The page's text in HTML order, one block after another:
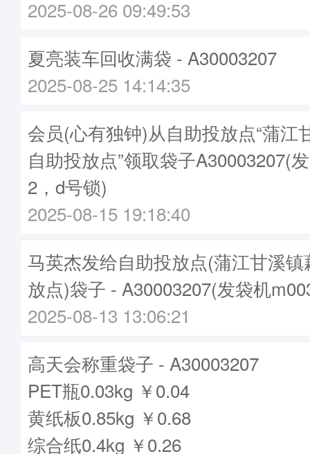
2025-08-26 09:49:53
夏亮装车回收满袋 - A30003207
2025-08-25 14:14:35
会员(心有独钟)从自助投放点“蒲江
自助投放点”领取袋子A30003207(
2，d号锁)
2025-08-15 19:18:40
马英杰发给自助投放点(蒲江甘溪
放点)袋子 - A30003207(发袋机
2025-08-13 13:06:21
高天会称重袋子 - A30003207
PET瓶0.03kg ￥0.04
黄纸板0.85kg ￥0.68
综合纸0.4kg ￥0.26